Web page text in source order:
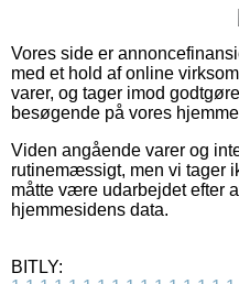
Vores side er
med et hold af online
varer, og tager imod
besøgende på vores
Viden angående varer og
rutinemæssigt, men vi tager
måtte være udarbejdet efter
hjemmesidens data.
BITLY: